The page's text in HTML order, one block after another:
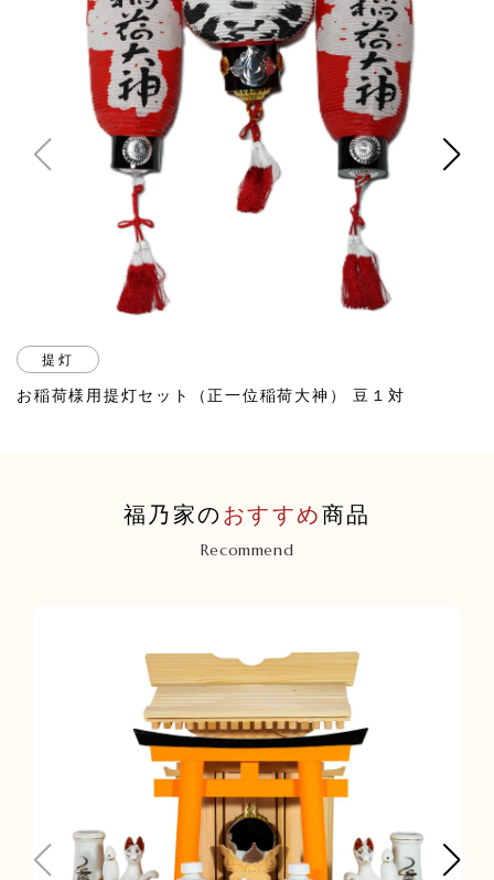
提灯
お稲荷様用提灯セット（正一位稲荷大神） 豆１対
福乃家の おすすめ商品
Recommend